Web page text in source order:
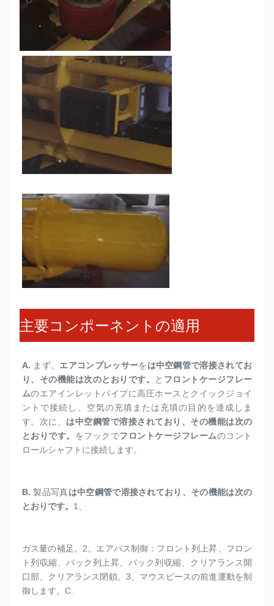
主要コンポーネントの適用
A. まず、 エアコンプレッサーをは中空鋼管で溶接されてお
り、その機能は次のとおりです。
と フロントケージフレー
ムのエアインレットパイプに高圧ホースとクイックジョイ
ントで接続し、空気の充填または充填の目的を達成しま
す。次に、 は中空鋼管で溶接されており、その機能は次の
とおりです。 をフックでフロントケージフレームのコント
ロールシャフトに接続します。
B. 製品写真は中空鋼管で溶接されており、その機能は次の
とおりです。 1、
ガス量の補足。2、エアパス制御：フロント列上昇、フロン
ト列収縮、バック列上昇、バック列収縮、クリアランス開
口部、クリアランス閉鎖。3、マウスピースの前進運動を制
御します。 C.